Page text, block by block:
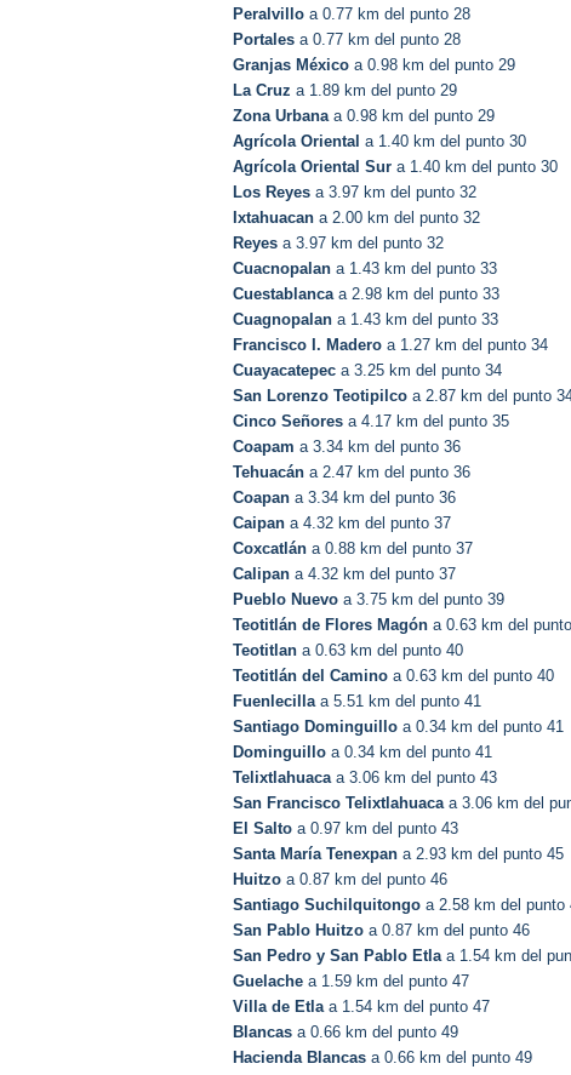
Peralvillo a 0.77 km del punto 28
Portales a 0.77 km del punto 28
Granjas México a 0.98 km del punto 29
La Cruz a 1.89 km del punto 29
Zona Urbanaa 0.98 km del punto 29
Agrícola Oriental a 1.40 km del punto 30
Agrícola Oriental Sur a 1.40 km del punto 30
Los Reyes a 3.97 km del punto 32
Ixtahuacan a 2.00 km del punto 32
Reyes a 3.97 km del punto 32
Cuacnopalan a 1.43 km del punto 33
Cuestablancaa 2.98 km del punto 33
Cuagnopalan a 1.43 km del punto 33
Francisco I. Madero a 1.27 km del punto 34
Cuayacatepec a 3.25 km del punto 34
San Lorenzo Teotipilco a 2.87 km del punto
Cinco Señores a 4.17 km del punto 35
Coapam a 3.34 km del punto 36
Tehuacán a 2.47 km del punto 36
Coapan a 3.34 km del punto 36
Caipan a 4.32 km del punto 37
Coxcatlán a 0.88 km del punto 37
Calipan a 4.32 km del punto 37
Pueblo Nuevo a 3.75 km del punto 39
Teotitlán de Flores Magón a 0.63 km del
Teotitlan a 0.63 km del punto 40
Teotitlán del Camino a 0.63 km del punto 40
Fuenlecillaa 5.51 km del punto 41
Santiago Dominguillo a 0.34 km del punto 41
Dominguillo a 0.34 km del punto 41
Telixtlahuacaa 3.06 km del punto 43
San Francisco Telixtlahuacaa 3.06 km del
El Salto a 0.97 km del punto 43
Santa María Tenexpan a 2.93 km del punto 45
Huitzo a 0.87 km del punto 46
Santiago Suchilquitongo a 2.58 km del punto
San Pablo Huitzo a 0.87 km del punto 46
San Pedro y San Pablo Etlaa 1.54 km del
Guelache a 1.59 km del punto 47
Villa de Etlaa 1.54 km del punto 47
Blancas a 0.66 km del punto 49
Hacienda Blancas a 0.66 km del punto 49